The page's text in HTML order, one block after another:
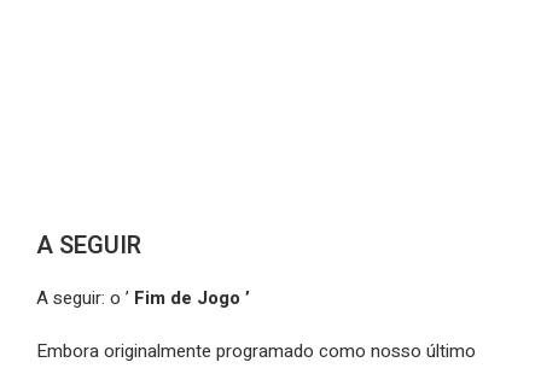
A SEGUIR
A seguir: o ’ Fim de Jogo ’
Embora originalmente programado como nosso último